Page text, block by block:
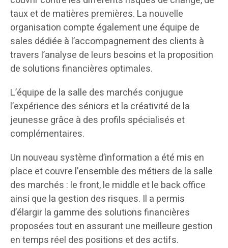
taux et de matières premières. La nouvelle
organisation compte également une équipe de
sales dédiée à l’accompagnement des clients à
travers l’analyse de leurs besoins et la proposition
de solutions financières optimales.
L’équipe de la salle des marchés conjugue
l’expérience des séniors et la créativité de la
jeunesse grâce à des profils spécialisés et
complémentaires.
Un nouveau système d’information a été mis en
place et couvre l’ensemble des métiers de la salle
des marchés : le front, le middle et le back office
ainsi que la gestion des risques. Il a permis
d’élargir la gamme des solutions financières
proposées tout en assurant une meilleure gestion
en temps réel des positions et des actifs.